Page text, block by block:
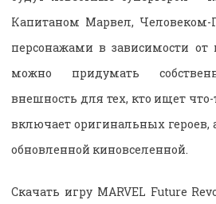
Капитаном Марвел,
персонажами в зависимости от
можно придумать
внешность для тех, кто ищет что-
включает оригинальных героев,
обновленной киновселенной.
Скачать игру MARVEL Future